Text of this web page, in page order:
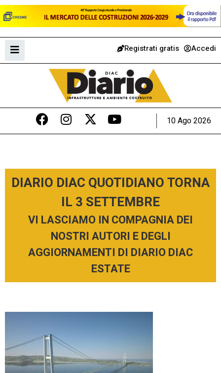
Registrati gratis Accedi
10 Ago 2026
DIARIO DIAC QUOTIDIANO TORNA
IL 3 SETTEMBRE
VI LASCIAMO IN COMPAGNIA DEI
NOSTRI AUTORI E DEGLI
AGGIORNAMENTI DI DIARIO DIAC
ESTATE